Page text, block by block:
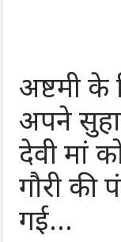
अष्टमी
अपने
देवी मां
गौरी की
गई…